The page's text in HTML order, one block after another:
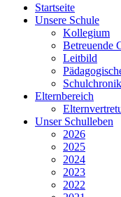
Startseite
Unsere Schule
Kollegium
Betreuende
Leitbild
Schulchronik
Elternbereich
Unser Schulleben
2026
2025
2024
2023
2022